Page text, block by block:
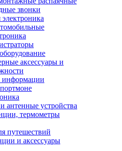
звонки
аксессуары и
информации
антенные устройства
термометры
путешествий
и аксессуары